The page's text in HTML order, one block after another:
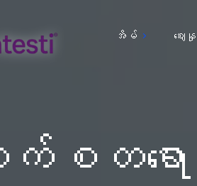
အိမ် ဈေး
စတရေ